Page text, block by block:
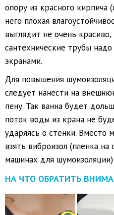
опору из красного кирпича
него плохая
выглядит не очень
сантехнические трубы
экранами.
Для повышения
следует нанести на
пену. Так ванна будет
поток воды из крана не
ударяясь о стенки. Вместо
взять виброизол (пленка
машинах для
НА ЧТО ОБРАТИТЬ